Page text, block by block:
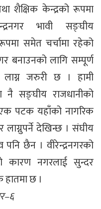
शैक्षिक केन्द्रको रूपमा
भावी सङ्घीय
समेत चर्चामा रहेको
बनाउनको लागि सम्पूर्ण
जरुरी छ । हामी
नै सङ्घीय राजधानीको
पटक यहाँको नागरिक
देखिन्छ । संघीय
छैन । वीरेन्द्रनगरको
कारण नगरलाई सुन्दर
छ ।